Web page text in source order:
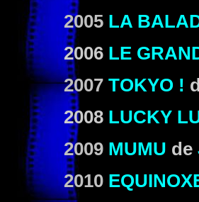
2005 LA
2006 LE
2007 TOKYO !
2008 LUCKY
2009 MUMU de
2010